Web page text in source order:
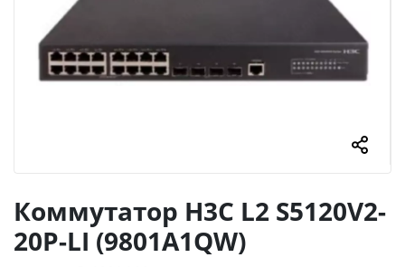
Коммутатор H3C L2 S5120V2-
20P-LI (9801A1QW)